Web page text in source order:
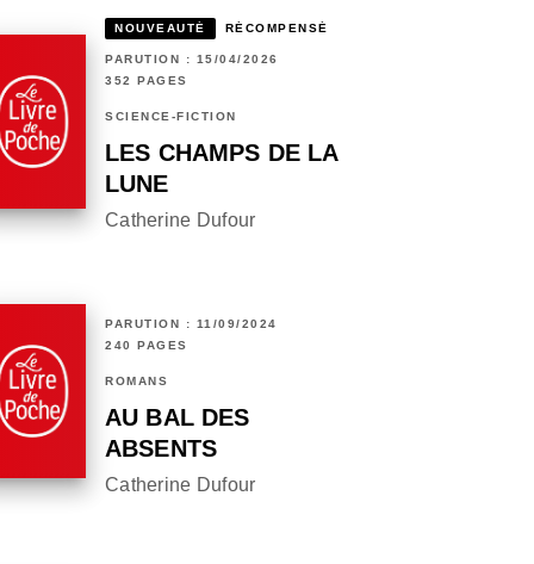
NOUVEAUTÉ RÉCOMPENSÉ
PARUTION : 15/04/2026
352 PAGES
SCIENCE-FICTION
LES CHAMPS DE LA
LUNE
Catherine Dufour
PARUTION : 11/09/2024
240 PAGES
ROMANS
AU BAL DES
ABSENTS
Catherine Dufour